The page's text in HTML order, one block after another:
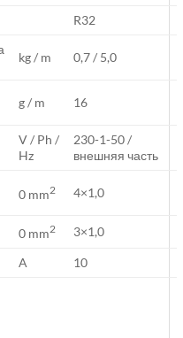
R32
kg / m 0,7 / 5,0
g / m 16
V / Ph /
Hz
230-1-50 /
внешняя часть
0 mm2 4×1,0
0 mm2 3×1,0
A 10